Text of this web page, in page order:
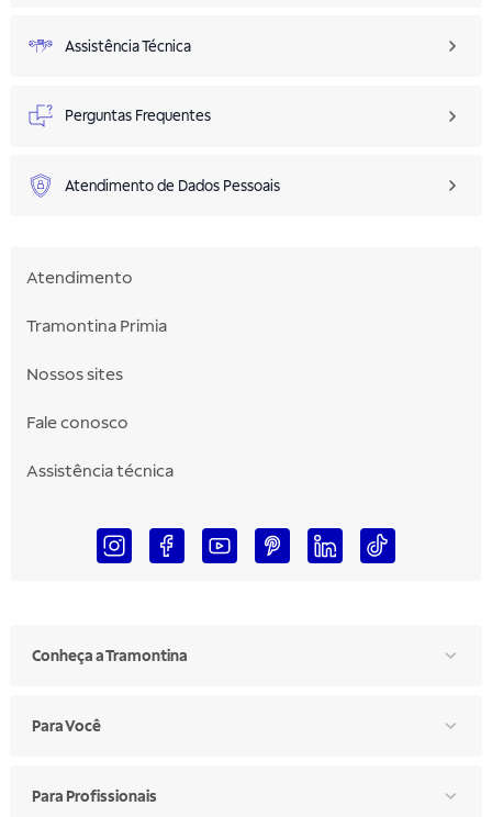
Assistência Técnica
Perguntas Frequentes
Atendimento de Dados Pessoais
Atendimento
Tramontina Primia
Nossos sites
Fale conosco
Assistência técnica
Conheça a Tramontina
Para Você
Para Profissionais